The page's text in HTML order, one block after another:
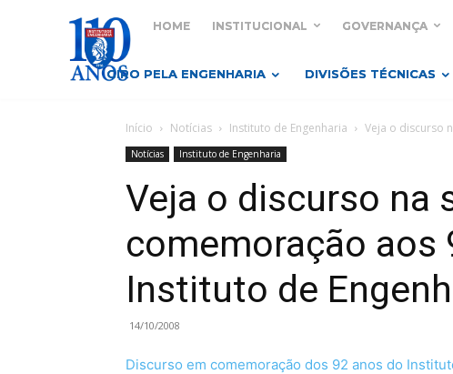
HOME INSTITUCIONAL GOVERNANÇA
GIRO PELA ENGENHARIA DIVISÕES TÉCNICAS
Início Notícias Instituto de Engenharia Veja o discurso
Notícias Instituto de Engenharia
Veja o discurso na
comemoração aos
Instituto de
14/10/2008
Discurso em comemoração dos 92 anos do